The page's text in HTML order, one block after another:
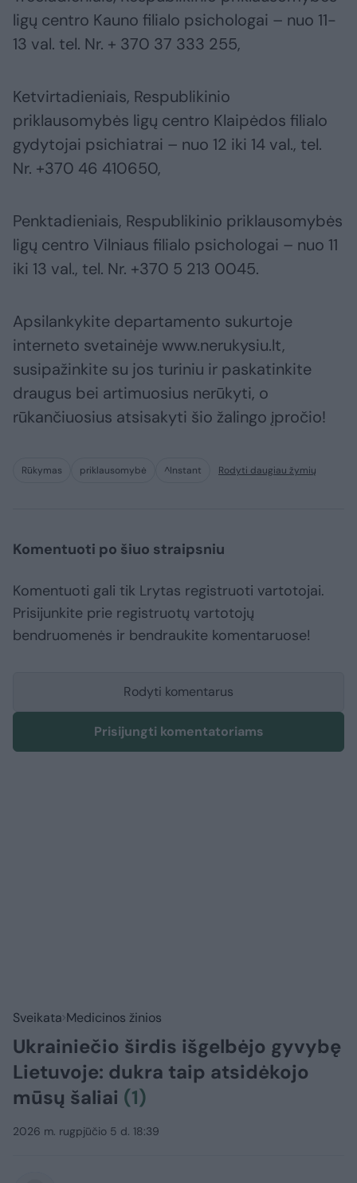
ligų centro Kauno filialo psichologai – nuo 11-
13 val. tel. Nr. + 370 37 333 255,
Ketvirtadieniais, Respublikinio
priklausomybės ligų centro Klaipėdos filialo
gydytojai psichiatrai – nuo 12 iki 14 val., tel.
Nr. +370 46 410650,
Penktadieniais, Respublikinio priklausomybės
ligų centro Vilniaus filialo psichologai – nuo 11
iki 13 val., tel. Nr. +370 5 213 0045.
Apsilankykite departamento sukurtoje
interneto svetainėje www.nerukysiu.lt,
susipažinkite su jos turiniu ir paskatinkite
draugus bei artimuosius nerūkyti, o
rūkančiuosius atsisakyti šio žalingo įpročio!
Rūkymas priklausomybė ^Instant Rodyti daugiau žymių
Komentuoti po šiuo straipsniu
Komentuoti gali tik Lrytas registruoti vartotojai.
Prisijunkite prie registruotų vartotojų
bendruomenės ir bendraukite komentaruose!
Rodyti komentarus
Prisijungti komentatoriams
Sveikata Medicinos žinios
Ukrainiečio širdis išgelbėjo gyvybę
Lietuvoje: dukra taip atsidėkojo
mūsų šaliai (1)
2026 m. rugpjūčio 5 d. 18:39